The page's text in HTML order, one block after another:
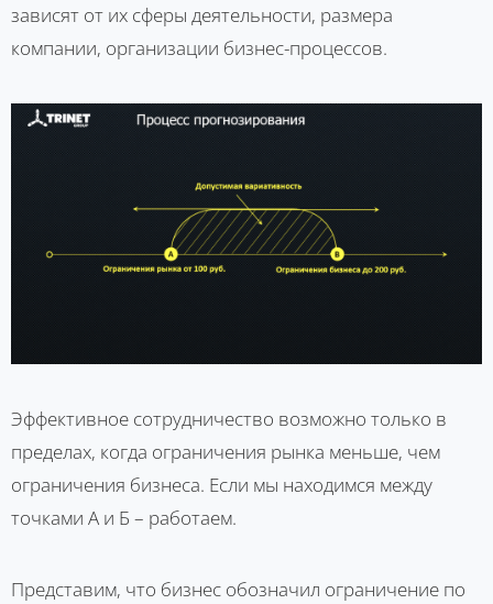
зависят от их сферы деятельности, размера
компании, организации бизнес-процессов.
Эффективное сотрудничество возможно только в
пределах, когда ограничения рынка меньше, чем
ограничения бизнеса. Если мы находимся между
точками А и Б – работаем.
Представим, что бизнес обозначил ограничение по